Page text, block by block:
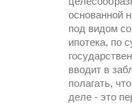
основанной
под видом
ипотека, по
вводит в
полагать,
деле - это